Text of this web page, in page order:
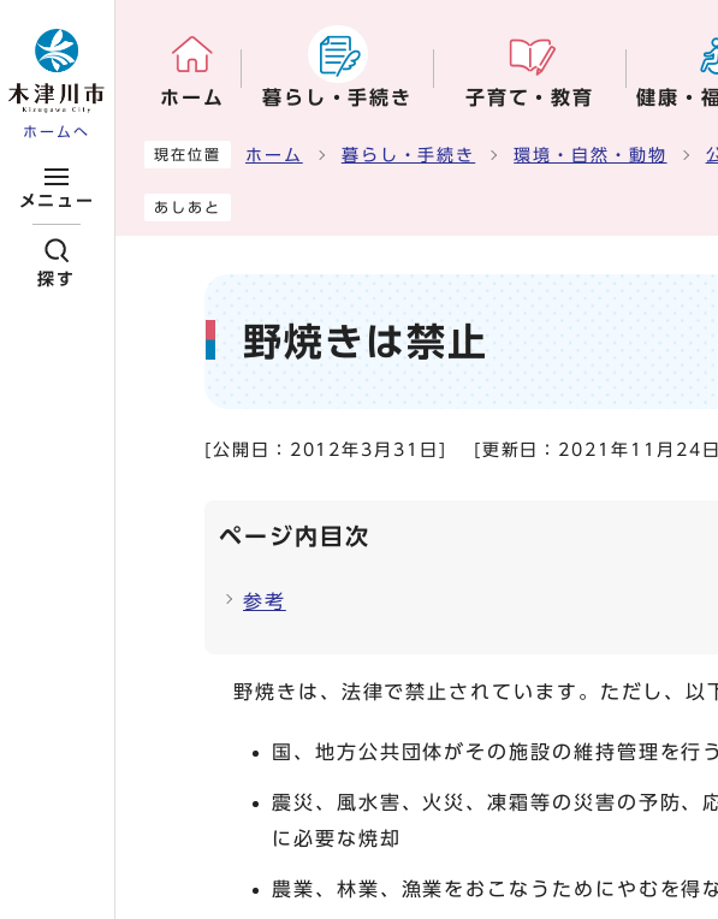
ホームへ
メニュー
探す
ホーム 暮らし・手続き 子育て・教育 健康・
ここから本文です
現在位置 ホーム 暮らし・手続き 環境・自然・動物
あしあと
野焼きは禁止
[公開日： 2012年3月31日 [更新日： 2021年11月24日
ページ内目次
参考
野焼きは、法律で禁止されています。ただし、
国、地方公共団体がその施設の維持管理を行
震災、風水害、火災、凍霜等の災害の予防、
に必要な焼却
農業、林業、漁業をおこなうためにやむを得